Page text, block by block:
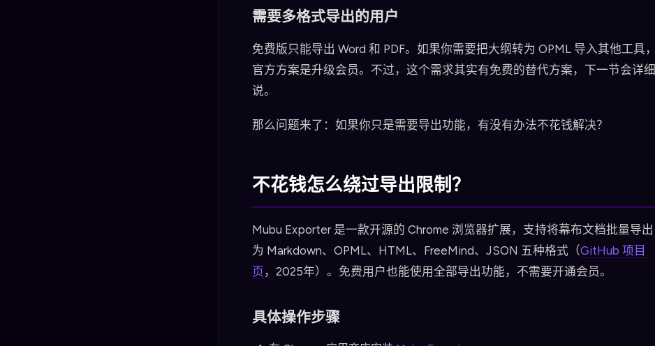
需要多格式导出的用户
免费版只能导出 Word 和 PDF。如果你需要把大纲转为 OPML 导入其他工具，
官方方案是升级会员。不过，这个需求其实有免费的替代方案，下一节会详细
说。
那么问题来了：如果你只是需要导出功能，有没有办法不花钱解决？
不花钱怎么绕过导出限制？
Mubu Exporter 是一款开源的 Chrome 浏览器扩展，支持将幕布文档批量导出
为 Markdown、OPML、HTML、FreeMind、JSON 五种格式（GitHub 项目
页 ，2025年）。免费用户也能使用全部导出功能，不需要开通会员。
具体操作步骤